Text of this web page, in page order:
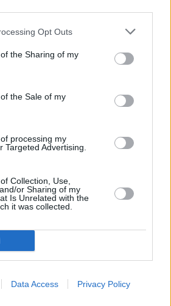
Opt Outs
the Sharing of my
the Sale of my
processing my
Targeted Advertising.
Collection, Use,
or Sharing of my
Is Unrelated with the
it was collected.
Data Access Privacy Policy